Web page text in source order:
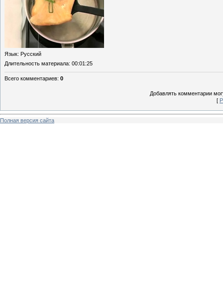
Язык: Русский
Длительность материала: 00:01:25
Всего комментариев: 0
Добавлять комментарии
[
Полная версия сайта